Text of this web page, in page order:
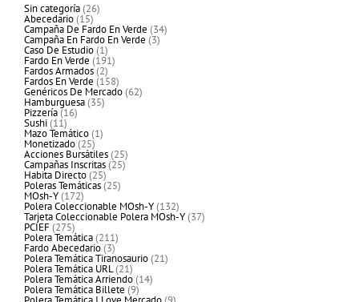
Sin categoría 2626
productos
Abecedario 1515
productos
Campaña De Fardo En Verde 3434
productos
Campaña En Fardo En Verde 33
productos
Caso De Estudio 11
producto
Fardo En Verde 191191
productos
Fardos Armados 22
productos
Fardos En Verde 158158
productos
Genéricos De Mercado 6262
productos
Hamburguesa 3535
productos
Pizzería 1616
productos
Sushi 1111
productos
Mazo Temático 11
producto
Monetizado 2525
productos
Acciones Bursátiles 2525
productos
Campañas Inscritas 2525
productos
Habita Directo 2525
productos
Poleras Temáticas 2525
productos
MOsh-Y 172172
productos
Polera Coleccionable MOsh-Y 132132
productos
Tarjeta Coleccionable Polera MOsh-Y 3737
productos
PCIEF 275275
productos
Polera Temática 211211
productos
Fardo Abecedario 33
productos
Polera Temática Tiranosaurio 2121
productos
Polera Temática URL 2121
productos
Polera Temática Arriendo 1414
productos
Polera Temática Billete 99